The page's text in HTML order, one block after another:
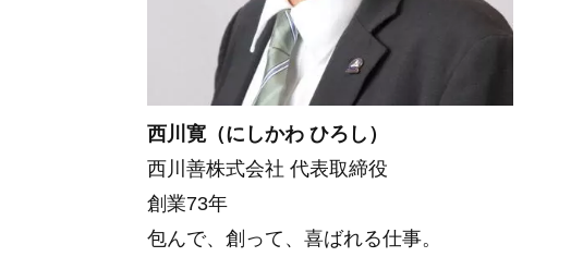
西川寛（にしかわ ひろし）
西川善株式会社 代表取締役
創業73年
包んで、創って、喜ばれる仕事。